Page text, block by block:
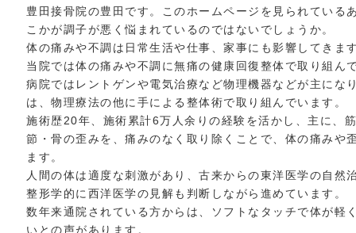
豊田接骨院の豊田です。このホームページを見られている
こかが調子が悪く悩まれているのではないでしょうか。
体の痛みや不調は日常生活や仕事、家事にも影響してきま
当院では体の痛みや不調に無痛の健康回復整体で取り組ん
病院ではレントゲンや電気治療など物理機器などが主にな
は、物理療法の他に手による整体術で取り組んでいます。
施術歴20年、施術累計6万人余りの経験を活かし、主に、
節・骨の歪みを、痛みのなく取り除くことで、体の痛みや
ます。
人間の体は適度な刺激があり、古来からの東洋医学の自然
整形学的に西洋医学の見解も判断しながら進めています。
数年来通院されている方からは、ソフトなタッチで体が軽
いとの声があります。